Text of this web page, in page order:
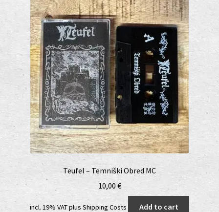
Teufel – Temni​š​ki Obred MC
10,00 €
incl. 19% VATplus Shipping Costs Add to cart